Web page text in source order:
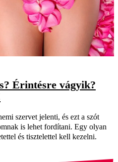
Érintésre vágyik?
szervet jelenti, és ezt a szót
is lehet fordítani. Egy olyan
és tisztelettel kell kezelni.